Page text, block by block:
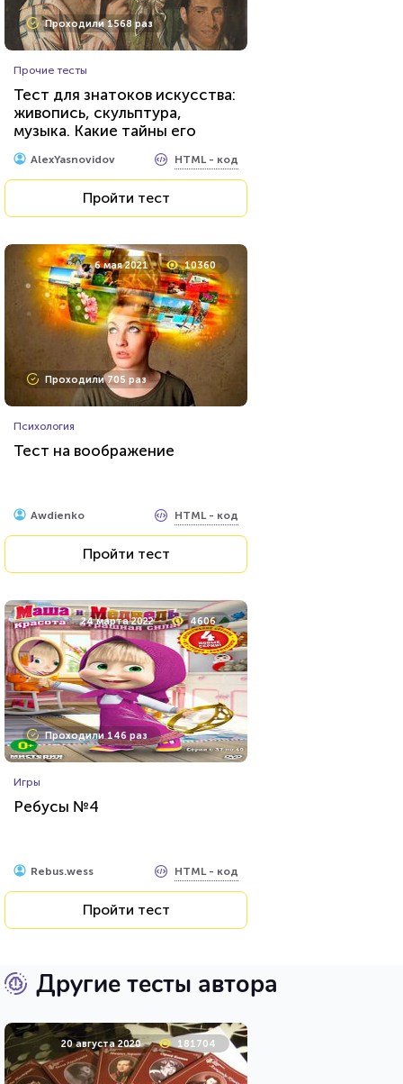
Проходили 1568 раз
Прочие тесты
Тест для знатоков искусства:
живопись, скульптура,
музыка. Какие тайны его
великих творцов вам
известны?
AlexYasnovidov HTML - код
Пройти тест
6 мая 2021 10360
Проходили 705 раз
Психология
Тест на воображение
Awdienko HTML - код
Пройти тест
24 марта 2022 4606
Проходили 146 раз
Игры
Ребусы №4
Rebus.wess HTML - код
Пройти тест
Другие тесты автора
20 августа 2020 181704